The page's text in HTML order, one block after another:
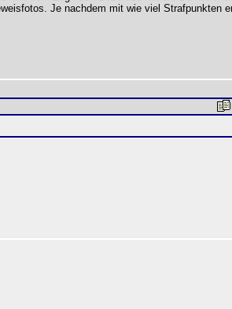
Je nachdem mit wie viel Strafpunkten